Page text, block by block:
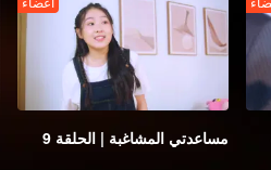
مساعدتي المشاغبة | الحلقة 9